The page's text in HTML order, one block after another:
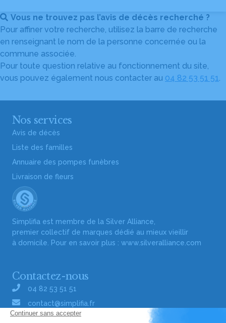
Vous ne trouvez pas l’avis de décès recherché ?
Pour affiner votre recherche, utilisez la barre de recherche
en renseignant le nom de la personne concernée ou la
commune associée.
Pour toute question relative au fonctionnement du site,
vous pouvez également nous contacter au 04 82 53 51 51.
Nos services
Avis de décès
Liste des familles
Annuaire des pompes funèbres
Livraison de fleurs
Simplifia est membre de la Silver Alliance,
premier collectif de marques dédié au mieux vieillir
à domicile. Pour en savoir plus : www.silveralliance.com
Contactez-nous
04 82 53 51 51
contact@simplifia.fr